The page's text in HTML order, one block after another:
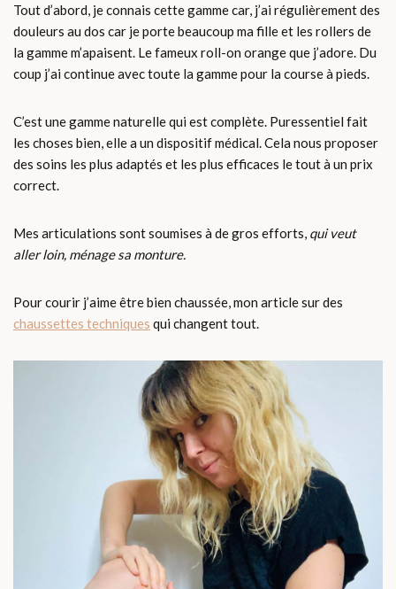
Tout d’abord, je connais cette gamme car, j’ai régulièrement des
douleurs au dos car je porte beaucoup ma fille et les rollers de
la gamme m’apaisent. Le fameux roll-on orange que j’adore. Du
coup j’ai continue avec toute la gamme pour la course à pieds.
C’est une gamme naturelle qui est complète. Puressentiel fait
les choses bien, elle a un dispositif médical. Cela nous proposer
des soins les plus adaptés et les plus efficaces le tout à un prix
correct.
Mes articulations sont soumises à de gros efforts, qui veut
aller loin, ménage sa monture.
Pour courir j’aime être bien chaussée, mon article sur des
chaussettes techniques qui changent tout.